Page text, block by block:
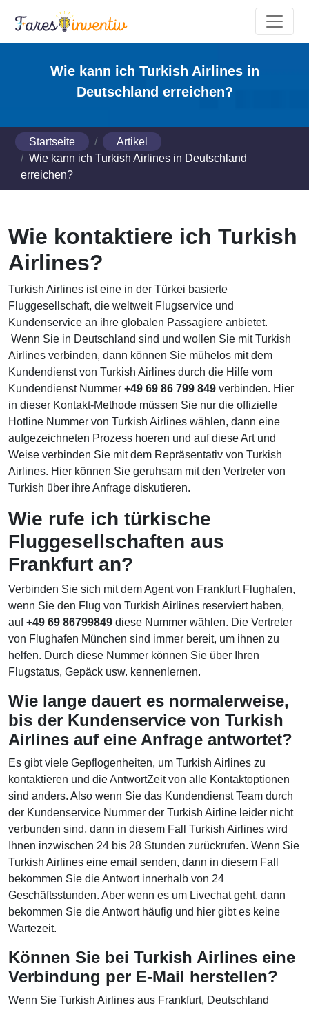
Wie kann ich Turkish Airlines in
Deutschland erreichen?
Startseite
Artikel
Wie kann ich Turkish Airlines in Deutschland
erreichen?
Wie kontaktiere ich Turkish
Airlines?
Turkish Airlines ist eine in der Türkei basierte
Fluggesellschaft, die weltweit Flugservice und
Kundenservice an ihre globalen Passagiere anbietet.
Wenn Sie in Deutschland sind und wollen Sie mit Turkish
Airlines verbinden, dann können Sie mühelos mit dem
Kundendienst von Turkish Airlines durch die Hilfe vom
Kundendienst Nummer +49 69 86 799 849 verbinden. Hier
in dieser Kontakt-Methode müssen Sie nur die offizielle
Hotline Nummer von Turkish Airlines wählen, dann eine
aufgezeichneten Prozess hoeren und auf diese Art und
Weise verbinden Sie mit dem Repräsentativ von Turkish
Airlines. Hier können Sie geruhsam mit den Vertreter von
Turkish über ihre Anfrage diskutieren.
Wie rufe ich türkische
Fluggesellschaften aus
Frankfurt an?
Verbinden Sie sich mit dem Agent von Frankfurt Flughafen,
wenn Sie den Flug von Turkish Airlines reserviert haben,
auf+49 69 86799849 diese Nummer wählen. Die Vertreter
von Flughafen München sind immer bereit, um ihnen zu
helfen. Durch diese Nummer können Sie über Ihren
Flugstatus, Gepäck usw. kennenlernen.
Wie lange dauert es normalerweise,
bis der Kundenservice von Turkish
Airlines auf eine Anfrage antwortet?
Es gibt viele Gepflogenheiten, um Turkish Airlines zu
kontaktieren und die AntwortZeit von alle Kontaktoptionen
sind anders. Also wenn Sie das Kundendienst Team durch
der Kundenservice Nummer der Turkish Airline leider nicht
verbunden sind, dann in diesem Fall Turkish Airlines wird
Ihnen inzwischen 24 bis 28 Stunden zurückrufen. Wenn Sie
Turkish Airlines eine email senden, dann in diesem Fall
bekommen Sie die Antwort innerhalb von 24
Geschäftsstunden. Aber wenn es um Livechat geht, dann
bekommen Sie die Antwort häufig und hier gibt es keine
Wartezeit.
Können Sie bei Turkish Airlines eine
Verbindung per E-Mail herstellen?
Wenn Sie Turkish Airlines aus Frankfurt, Deutschland